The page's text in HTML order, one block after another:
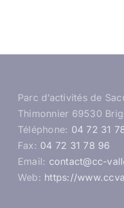
Parc d’activités de
Thimonnier 69530
Téléphone: 04 72 31
Fax: 04 72 31 78 96
Email: contact@cc-
Web: https://